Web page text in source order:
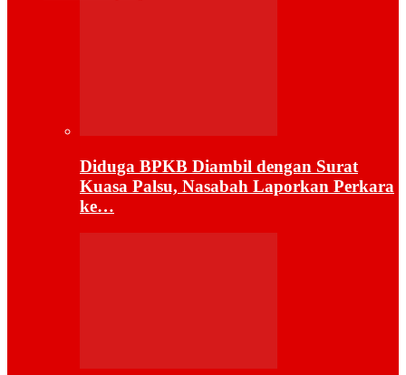
Diduga BPKB Diambil dengan Surat
Kuasa Palsu, Nasabah Laporkan Perkara
ke…